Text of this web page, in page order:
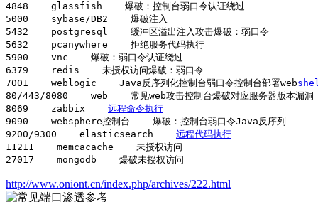
4848    glassfish    爆破：控制台弱口令认证绕过
5000    sybase/DB2    爆破注入
5432    postgresql    缓冲区溢出注入攻击爆破：弱口令
5632    pcanywhere    拒绝服务代码执行
5900    vnc    爆破：弱口令认证绕过
6379    redis    未授权访问爆破：弱口令
7001    weblogic    Java反序列化控制台弱口令控制台部署web
80/443/8080    web    常见web攻击控制台爆破对应服务器版本漏洞
8069    zabbix 远程命令执行
9090    websphere控制台    爆破：控制台弱口令Java反序列
9200/9300    elasticsearch 远程代码执行
11211    memcacache    未授权访问
27017    mongodb    爆破未授权访问
http://www.oniont.cn/index.php/archives/222.html